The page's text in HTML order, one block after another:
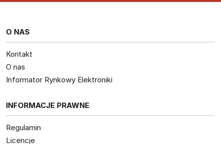
O NAS
Kontakt
O nas
Informator Rynkowy Elektroniki
INFORMACJE PRAWNE
Regulamin
Licencje